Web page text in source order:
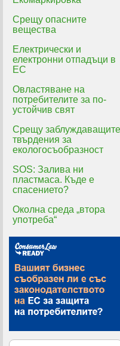
Срещу опасните
вещества
Електрически и
електронни отпадъци в
ЕС
Овластяване на
потребителите за по-
устойчив свят
Срещу заблуждаващите
твърдения за
екологосъобразност
SOS: Залива ни
пластмаса. Къде е
спасението?
Околна среда „втора
употреба“